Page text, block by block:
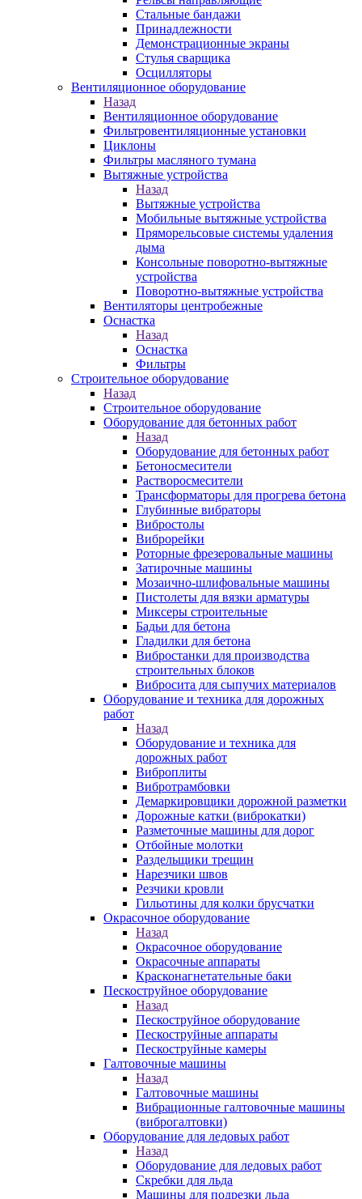
Стальные бандажи
Принадлежности
Демонстрационные экраны
Стулья сварщика
Осцилляторы
Вентиляционное оборудование
Назад
Вентиляционное оборудование
Фильтровентиляционные установки
Циклоны
Фильтры масляного тумана
Вытяжные устройства
Назад
Вытяжные устройства
Мобильные вытяжные устройства
Пряморельсовые системы удаления
дыма
Консольные поворотно-вытяжные
устройства
Поворотно-вытяжные устройства
Вентиляторы центробежные
Оснастка
Назад
Оснастка
Фильтры
Строительное оборудование
Назад
Строительное оборудование
Оборудование для бетонных работ
Назад
Оборудование для бетонных работ
Бетоносмесители
Растворосмесители
Трансформаторы для прогрева бетона
Глубинные вибраторы
Вибростолы
Виброрейки
Роторные фрезеровальные машины
Затирочные машины
Мозаично-шлифовальные машины
Пистолеты для вязки арматуры
Миксеры строительные
Бадьи для бетона
Гладилки для бетона
Вибростанки для производства
строительных блоков
Вибросита для сыпучих материалов
Оборудование и техника для дорожных
работ
Назад
Оборудование и техника для
дорожных работ
Виброплиты
Вибротрамбовки
Демаркировщики дорожной разметки
Дорожные катки (виброкатки)
Разметочные машины для дорог
Отбойные молотки
Раздельщики трещин
Нарезчики швов
Резчики кровли
Гильотины для колки брусчатки
Окрасочное оборудование
Назад
Окрасочное оборудование
Окрасочные аппараты
Красконагнетательные баки
Пескоструйное оборудование
Назад
Пескоструйное оборудование
Пескоструйные аппараты
Пескоструйные камеры
Галтовочные машины
Назад
Галтовочные машины
Вибрационные галтовочные машины
(виброгалтовки)
Оборудование для ледовых работ
Назад
Оборудование для ледовых работ
Скребки для льда
Машины для подрезки льда